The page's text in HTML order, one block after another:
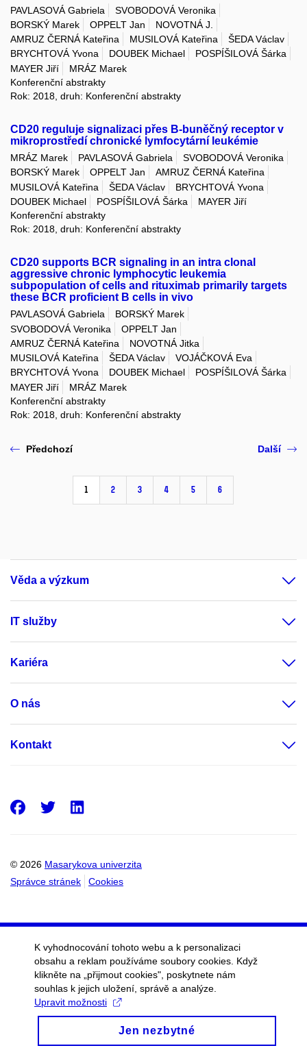
PAVLASOVÁ Gabriela
SVOBODOVÁ Veronika
BORSKÝ Marek
OPPELT Jan
NOVOTNÁ J.
AMRUZ ČERNÁ Kateřina
MUSILOVÁ Kateřina
ŠEDA Václav
BRYCHTOVÁ Yvona
DOUBEK Michael
POSPÍŠILOVÁ Šárka
MAYER Jiří
MRÁZ Marek
Konferenční abstrakty
Rok: 2018, druh: Konferenční abstrakty
CD20 reguluje signalizaci přes B-buněčný receptor v
mikroprostředí chronické lymfocytární leukémie
MRÁZ Marek PAVLASOVÁ Gabriela
SVOBODOVÁ Veronika
BORSKÝ Marek
OPPELT Jan
AMRUZ ČERNÁ Kateřina
MUSILOVÁ Kateřina
ŠEDA Václav
BRYCHTOVÁ Yvona
DOUBEK Michael
POSPÍŠILOVÁ Šárka
MAYER Jiří
Konferenční abstrakty
Rok: 2018, druh: Konferenční abstrakty
CD20 supports BCR signaling in an intra clonal
aggressive chronic lymphocytic leukemia
subpopulation of cells and rituximab primarily targets
these BCR proficient B cells in vivo
PAVLASOVÁ Gabriela
BORSKÝ Marek
SVOBODOVÁ Veronika
OPPELT Jan
AMRUZ ČERNÁ Kateřina
NOVOTNÁ Jitka
MUSILOVÁ Kateřina
ŠEDA Václav
VOJÁČKOVÁ Eva
BRYCHTOVÁ Yvona
DOUBEK Michael
POSPÍŠILOVÁ Šárka
MAYER Jiří
MRÁZ Marek
Konferenční abstrakty
Rok: 2018, druh: Konferenční abstrakty
Předchozí
1 2 3 4 5 6
Další
Věda a výzkum
IT služby
Kariéra
O nás
Kontakt
© 2026 Masarykova univerzita
Správce stránek
Cookies
Facebook
Twitter
K vyhodnocování tohoto webu a k personalizaci
obsahu a reklam používáme soubory cookies. Když
klikněte na „přijmout cookies", poskytnete nám
souhlas k jejich uložení, správě a analýze.
Upravit možnosti
Jen nezbytné